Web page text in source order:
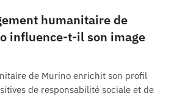
humanitaire de
influence-t-il son image
de Murino enrichit son profil
de responsabilité sociale et de